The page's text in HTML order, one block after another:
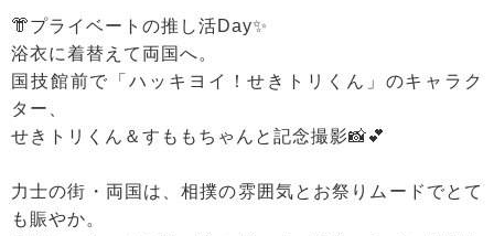
👘プライベートの推し活Day✨
浴衣に着替えて両国へ。
国技館前で「ハッキヨイ！せきトリくん」のキャラク
ター、
せきトリくん＆すももちゃんと記念撮影📸💕
力士の街・両国は、相撲の雰囲気とお祭りムードでとて
も賑やか。